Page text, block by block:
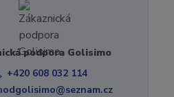
podpora Golisimo
+420 608 032 114